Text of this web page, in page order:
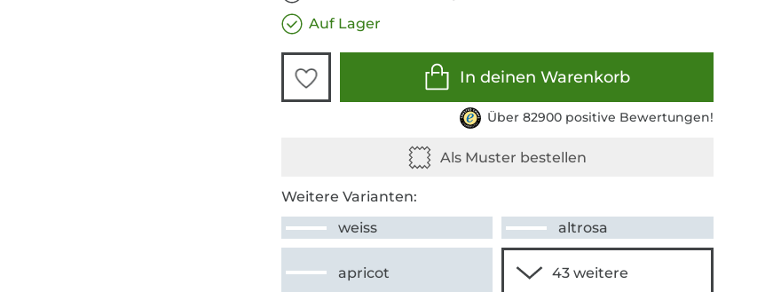
Auf Lager
In deinen Warenkorb
Über 82900 positive Bewertungen!
Weitere Varianten:
weiss
altrosa
apricot